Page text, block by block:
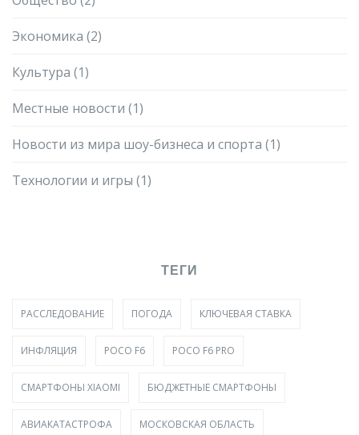
Экономика (2)
Культура (1)
Местные новости (1)
Новости из мира шоу-бизнеса и спорта (1)
Технологии и игры (1)
ТЕГИ
РАССЛЕДОВАНИЕ ПОГОДА КЛЮЧЕВАЯ СТАВКА
ИНФЛЯЦИЯ POCO F6 POCO F6 PRO
СМАРТФОНЫ XIAOMI БЮДЖЕТНЫЕ СМАРТФОНЫ
АВИАКАТАСТРОФА МОСКОВСКАЯ ОБЛАСТЬ